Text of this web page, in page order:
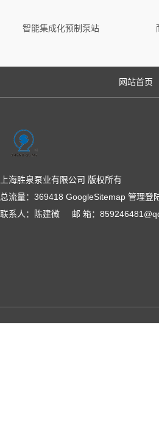
智能集成化预制泵站
网站首页
上海胜泉泵业有限公司 版权所有
总流量：369418 GoogleSitemap 管理登
联系人：陈建微 邮 箱：